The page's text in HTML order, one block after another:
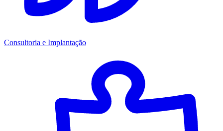
Consultoria e Implantação